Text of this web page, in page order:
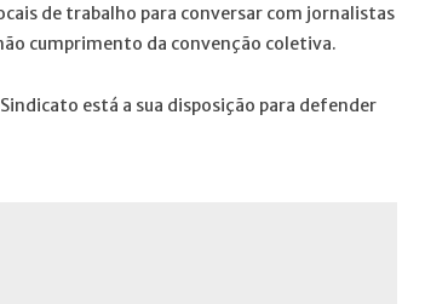
de trabalho para conversar com jornalistas
cumprimento da convenção coletiva.
está a sua disposição para defender